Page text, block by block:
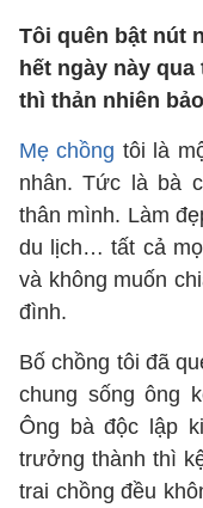
Tôi quên bật nút
hết ngày này
thì thản nhiên
Mẹ chồng tôi là
nhân. Tức là bà
thân mình. Làm
du lịch… tất cả
và không muốn
đình.
Bố chồng tôi đã
chung sống ông
Ông bà độc lập
trưởng thành thì
trai chồng đều